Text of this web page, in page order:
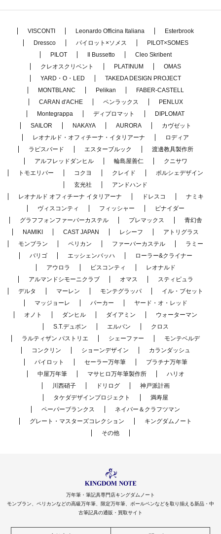
VISCONTI Leonardo Officina Italiana
Esterbrook
Dressco
パイロット×ソメス
PILOT×SOMES
PILOT
Il Bussetto
Cleo Skribent
クレオスクリベント
PLATINUM
OMAS
YARD・O・LED
TAKEDA DESIGN PROJECT
MONTBLANC
Pelikan
FABER-CASTELL
CARAN d'ACHE
ペンラックス
PENLUX
Montegrappa
ディプロマット
DIPLOMAT
SAILOR
NAKAYA AURORA
カヴゼット
レオナルド・オフィチーナ・イタリアーナ
ロディア
ラピスバード
エスターブルック
渡邊教具製作所
アルフレッドダンヒル
輪島屋善仁
クニサワ
トモエリバー
コクヨ クレイド
ポルシェデザイン
玄光社
アンドハンド
レオナルド オフィチーナ イタリアーナ
ドレスコ
ナミキ
ヴィスコンティ
フィッシャー
ピナイダー
グラフフォンファーバーカステル
プレマックス
青幻舎
NAMIKI
CAST JAPAN レシーフ
アトリグラス
モンブラン
ペリカン ファーバーカステル
ラミー
バリゴ
エッシェンバッハ
ローラー&クライナー
アウロラ
ビスコンティ
レオナルド
アルマンドシモーニクラブ
オマス
スティピュラ
デルタ
マーレン モンテグラッパ
イル・ブセット
マッジョーレ
パーカー
ヤード・オ・レッド
オノト
ダンヒル ダイアミン
ウォーターマン
S.T.デュポン
エルバン
クロス
ラルティザン パストリエ
シェーファー
モンテベルデ
コンクリン
ショーンデザイン
カランダッシュ
パイロット
セーラー万年筆
プラチナ万年筆
中屋万年筆
マサヒロ万年筆製作所
ハリオ
川西硝子
ドリログ
神戸派計画
タケダデザインプロジェクト
満寿屋
ペーパーブランクス
ネイバー＆クラフツマン
グレート・マスターズコレクション
キングダムノート
その他
万年筆・筆記具専門店キングダムノート
モンブラン、ペリカンなどの高級万年筆、限定万年筆、ボールペンなどを取り揃える新品・中
古筆記具の通販・買取サイト